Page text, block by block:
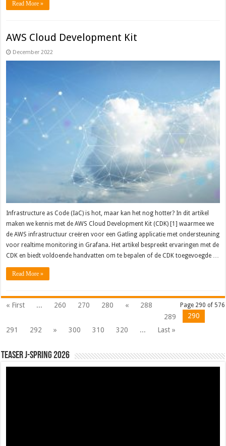
Read More »
AWS Cloud Development Kit
December 2022
Infrastructure as Code (IaC) is hot, maar kan het nog hotter? In dit artikel
maken we kennis met de AWS Cloud Development Kit (CDK) [1] waarmee we
de AWS infrastructuur creëren voor een Gatling applicatie met ondersteuning
voor realtime monitoring in Grafana. Het artikel bespreekt ervaringen met de
CDK en biedt voldoende handvatten om te bepalen of de CDK toegevoegde …
Read More »
Page 290 of 576
« First ... 260 270 280 «
288
289
290
291
292 » 300 310 320 ... Last »
Teaser J-Spring 2026